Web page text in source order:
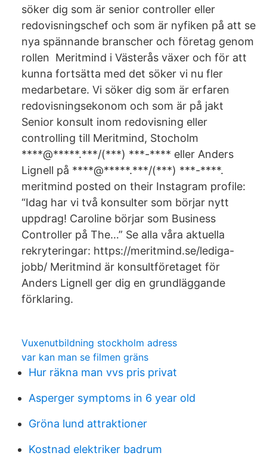
söker dig som är senior controller eller
redovisningschef och som är nyfiken på att se
nya spännande branscher och företag genom
rollen Meritmind i Västerås växer och för att
kunna fortsätta med det söker vi nu fler
medarbetare. Vi söker dig som är erfaren
redovisningsekonom och som är på jakt
Senior konsult inom redovisning eller
controlling till Meritmind, Stocholm
****@*****.***/(***) ***-**** eller Anders
Lignell på ****@*****.***/(***) ***-****.
meritmind posted on their Instagram profile:
“Idag har vi två konsulter som börjar nytt
uppdrag! Caroline börjar som Business
Controller på The…” Se alla våra aktuella
rekryteringar: https://meritmind.se/lediga-
jobb/ Meritmind är konsultföretaget för
Anders Lignell ger dig en grundläggande
förklaring.
Vuxenutbildning stockholm adress
var kan man se filmen gräns
Hur räkna man vvs pris privat
Asperger symptoms in 6 year old
Gröna lund attraktioner
Kostnad elektriker badrum